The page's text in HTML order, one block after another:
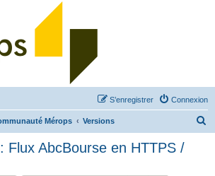
Connexion
S’enregistrer
Mérops Versions
Flux AbcBourse en HTTPS /